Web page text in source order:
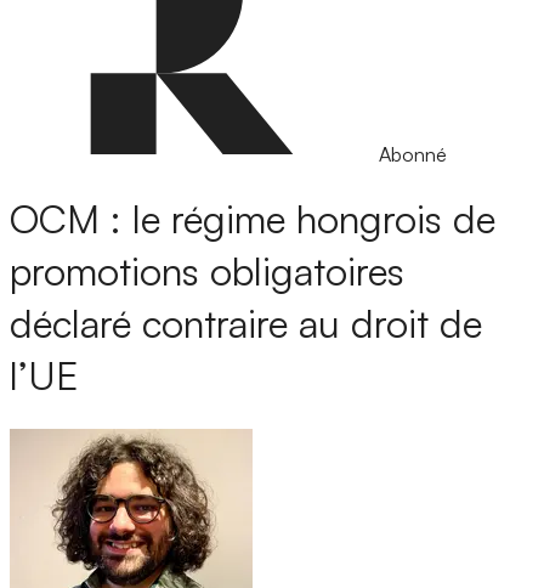
Abonné
OCM : le régime hongrois de
promotions obligatoires
déclaré contraire au droit de
l’UE